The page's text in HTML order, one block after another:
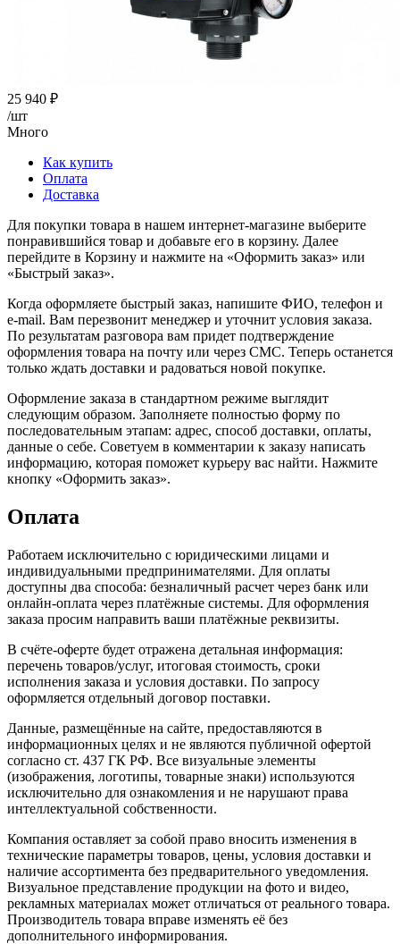
25 940 ₽
/шт
Много
Как купить
Оплата
Доставка
Для покупки товара в нашем интернет-магазине выберите
понравившийся товар и добавьте его в корзину. Далее
перейдите в Корзину и нажмите на «Оформить заказ» или
«Быстрый заказ».
Когда оформляете быстрый заказ, напишите ФИО, телефон и
e-mail. Вам перезвонит менеджер и уточнит условия заказа.
По результатам разговора вам придет подтверждение
оформления товара на почту или через СМС. Теперь останется
только ждать доставки и радоваться новой покупке.
Оформление заказа в стандартном режиме выглядит
следующим образом. Заполняете полностью форму по
последовательным этапам: адрес, способ доставки, оплаты,
данные о себе. Советуем в комментарии к заказу написать
информацию, которая поможет курьеру вас найти. Нажмите
кнопку «Оформить заказ».
Оплата
Работаем исключительно с юридическими лицами и
индивидуальными предпринимателями. Для оплаты
доступны два способа: безналичный расчет через банк или
онлайн-оплата через платёжные системы. Для оформления
заказа просим направить ваши платёжные реквизиты.
В счёте-оферте будет отражена детальная информация:
перечень товаров/услуг, итоговая стоимость, сроки
исполнения заказа и условия доставки. По запросу
оформляется отдельный договор поставки.
Данные, размещённые на сайте, предоставляются в
информационных целях и не являются публичной офертой
согласно ст. 437 ГК РФ. Все визуальные элементы
(изображения, логотипы, товарные знаки) используются
исключительно для ознакомления и не нарушают права
интеллектуальной собственности.
Компания оставляет за собой право вносить изменения в
технические параметры товаров, цены, условия доставки и
наличие ассортимента без предварительного уведомления.
Визуальное представление продукции на фото и видео,
рекламных материалах может отличаться от реального товара.
Производитель товара вправе изменять её без
дополнительного информирования.